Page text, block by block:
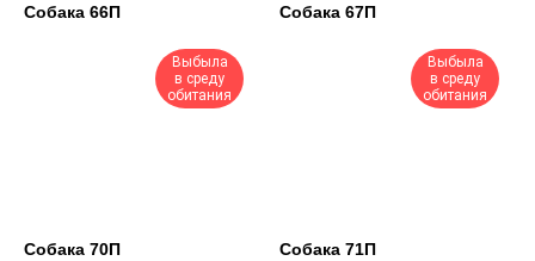
Собака 66П Собака 67П
Выбыла
в среду
обитания
Собака 70П
Выбыла
в среду
обитания
Собака 71П